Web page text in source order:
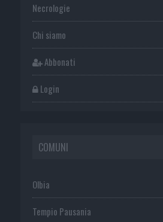
Necrologie
Chi siamo
Abbonati
Login
COMUNI
Olbia
Tempio Pausania